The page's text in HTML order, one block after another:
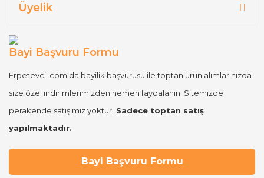
Üyelik
Bayi Başvuru Formu
Erpetevcil.com'da bayilik başvurusu ile toptan ürün alımlarınızda
size özel indirimlerimizden hemen faydalanın. Sitemizde
perakende satışımız yoktur. Sadece toptan satış
yapılmaktadır.
Bayi Başvuru Formu